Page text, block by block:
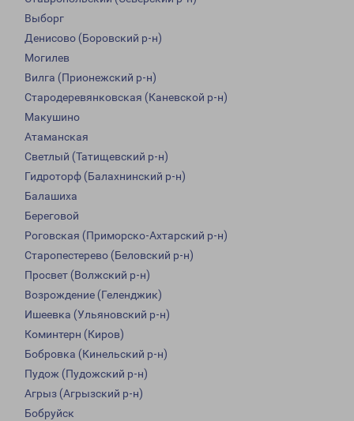
Выборг
Денисово (Боровский р-н)
Могилев
Вилга (Прионежский р-н)
Стародеревянковская (Каневской р-н)
Макушино
Атаманская
Светлый (Татищевский р-н)
Гидроторф (Балахнинский р-н)
Балашиха
Береговой
Роговская (Приморско-Ахтарский р-н)
Старопестерево (Беловский р-н)
Просвет (Волжский р-н)
Возрождение (Геленджик)
Ишеевка (Ульяновский р-н)
Коминтерн (Киров)
Бобровка (Кинельский р-н)
Пудож (Пудожский р-н)
Агрыз (Агрызский р-н)
Бобруйск